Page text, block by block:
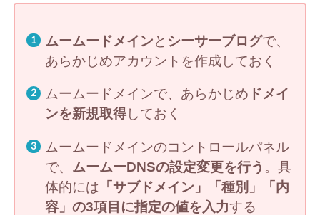
ムームードメインと シーサーブログで、
あらかじめアカウントを作成しておく
ムームードメインで、あらかじめ ドメイ
ンを新規取得しておく
ムームードメインのコントロールパネル
で、 ムームーDNSの設定変更を行う 。具
体的には
「サブドメイン」「種別」「内
容」の3項目に指定の値を入力する